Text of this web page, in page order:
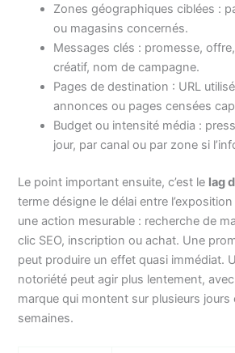
Zones géographiques ciblées :
ou magasins concernés.
Messages clés : promesse,
créatif, nom de campagne.
Pages de destination : URL
annonces ou pages censées
Budget ou intensité média :
jour, par canal ou par zone si
Le point important ensuite, c’est le lag
terme désigne le délai entre
une action mesurable : recherche de
clic SEO, inscription ou achat. Une
peut produire un effet quasi immédiat.
notoriété peut agir plus lentement,
marque qui montent sur plusieurs jours
semaines.